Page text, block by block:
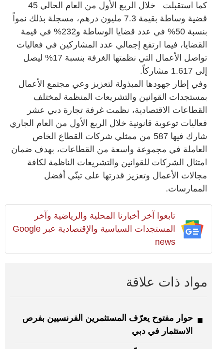
كما استقبلت خلال الربع الأول من العام الحالي 45
قضية وساطة بقيمة 7.3 مليون درهم، مسجلة بذلك نمواً
بنسبة 50% في عدد قضايا الوساطة و232% في قيمة
القضايا، فيما ارتفع إجمالي عدد المشاركين في فعاليات
تواصل الأعمال التي نظمتها الغرفة بنسبة 17% ليصل
إلى 1.617 مشاركاً.
وفي إطار جهودها المبذولة لتعزيز وعي مجتمع الأعمال
بمستجدات القوانين والتشريعات المنظمة لمختلف
القطاعات الاقتصادية، نظمت غرفة تجارة دبي عشر
فعاليات توعوية قانونية خلال الربع الأول من العام الجاري
شارك فيها 587 من ممثلي شركات القطاع الخاص
العاملة في مجموعة واسعة من القطاعات، بهدف ضمان
امتثال الشركات للقوانين والتشريعات الناظمة لكافة
مجالات الأعمال وتعزيز قدرتها على تبنّي أفضل
الممارسات.
تابعوا آخر أخبارنا المحلية والرياضية وآخر
المستجدات السياسية والإقتصادية عبر Google
news
مواد ذات علاقة
حوار مفتوح يعرّف المستثمرين الفرنسيين بفرص
الاستثمار في دبي